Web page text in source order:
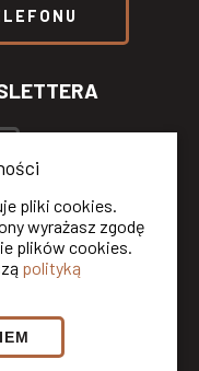
oraz wyrażam
handlowych
SP. Z O.O.*
pliki cookies.
wyrażasz zgodę
plików cookies.
polityką